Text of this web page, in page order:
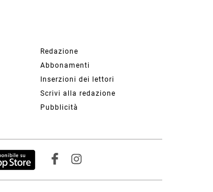
Redazione
Abbonamenti
Inserzioni dei lettori
Scrivi alla redazione
Pubblicità